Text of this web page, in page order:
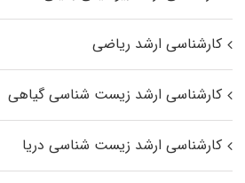
کارشناسی ارشد ریاضی
کارشناسی ارشد زیست‌ شناسی گیاهی
کارشناسی ارشد زیست‌ شناسی دریا